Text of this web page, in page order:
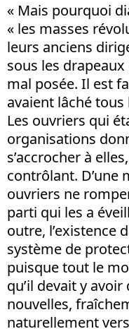
« Mais pourquoi
« les masses
leurs anciens
sous les drapeaux
mal posée. Il est
avaient lâché
Les ouvriers qui
organisations
s’accrocher à
contrôlant. D’une
ouvriers ne
parti qui les a
outre, l’existence
système de
puisque tout le
qu’il devait y
nouvelles,
naturellement